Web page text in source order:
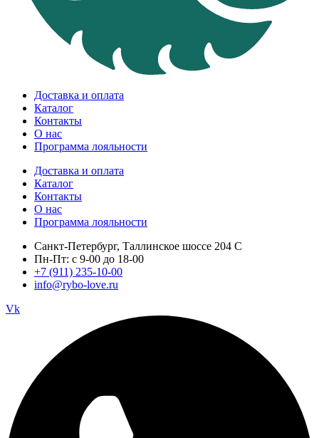
Доставка и оплата
Каталог
Контакты
О нас
Программа лояльности
Доставка и оплата
Каталог
Контакты
О нас
Программа лояльности
Санкт-Петербург, Таллинское шоссе 204 С
Пн-Пт: с 9-00 до 18-00
+7 (911) 235-10-00
info@rybo-love.ru
Vk